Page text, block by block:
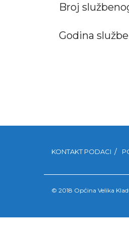
Broj
Godina
KONTAKT PODACI
© 2018 Općina Velika